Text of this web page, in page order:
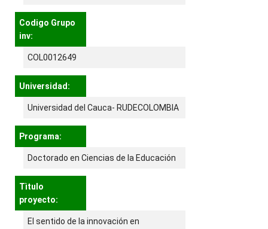
Codigo Grupo
inv:
COL0012649
Universidad:
Universidad del Cauca- RUDECOLOMBIA
Programa:
Doctorado en Ciencias de la Educación
Tìtulo
proyecto:
El sentido de la innovación en